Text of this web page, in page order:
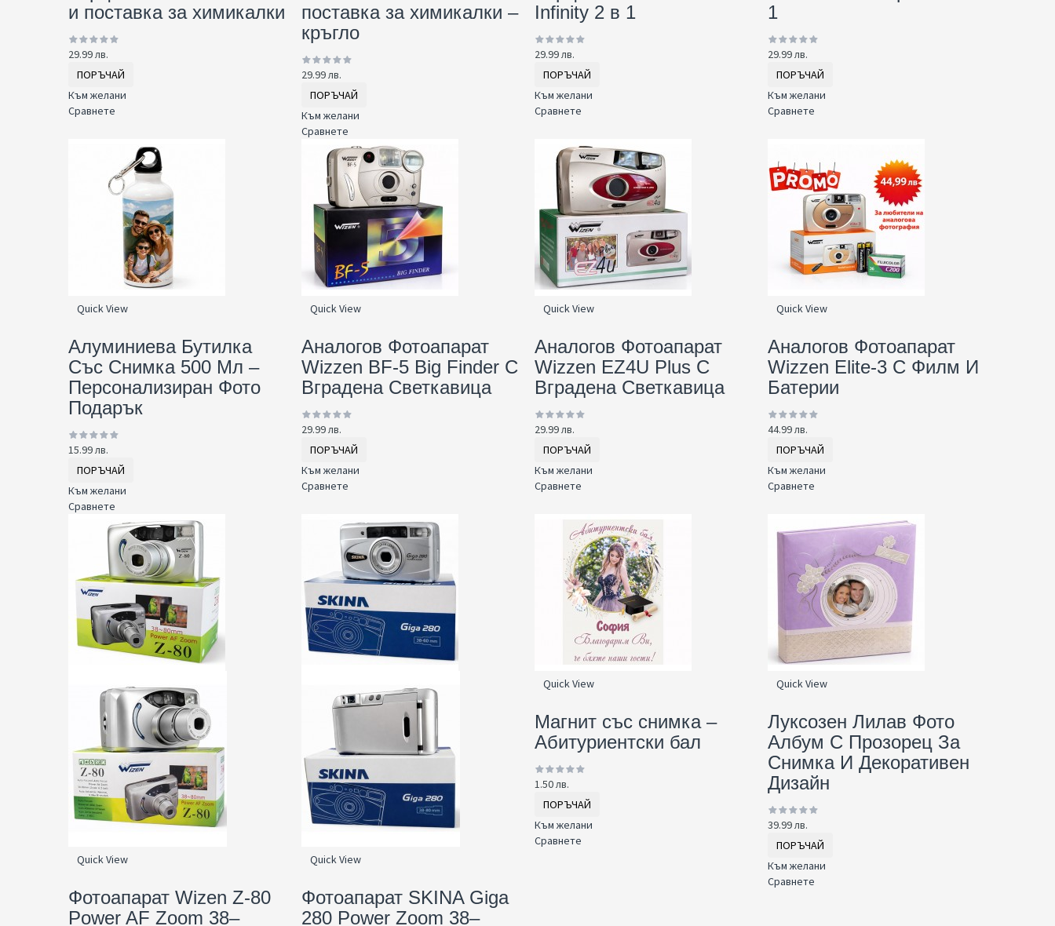
и поставка за химикалки
29.99 лв.
ПОРЪЧАЙ
Към желани
Сравнете
поставка за химикалки –
кръгло
29.99 лв.
ПОРЪЧАЙ
Към желани
Сравнете
Infinity 2 в 1
29.99 лв.
ПОРЪЧАЙ
Към желани
Сравнете
1
29.99 лв.
ПОРЪЧАЙ
Към желани
Сравнете
Quick View
Алуминиева Бутилка
Със Снимка 500 Мл –
Персонализиран Фото
Подарък
15.99 лв.
ПОРЪЧАЙ
Към желани
Сравнете
Quick View
Аналогов Фотоапарат
Wizzen BF-5 Big Finder С
Вградена Светкавица
29.99 лв.
ПОРЪЧАЙ
Към желани
Сравнете
Quick View
Аналогов Фотоапарат
Wizzen EZ4U Plus С
Вграденa Светкавица
29.99 лв.
ПОРЪЧАЙ
Към желани
Сравнете
Quick View
Аналогов Фотоапарат
Wizzen Elite-3 С Филм И
Батерии
44.99 лв.
ПОРЪЧАЙ
Към желани
Сравнете
Quick View
Фотоапарат Wizen Z-80
Power AF Zoom 38–
Quick View
Фотоапарат SKINA Giga
280 Power Zoom 38–
Quick View
Магнит със снимка –
Абитуриентски бал
1.50 лв.
ПОРЪЧАЙ
Към желани
Сравнете
Quick View
Луксозен Лилав Фото
Албум С Прозорец За
Снимка И Декоративен
Дизайн
39.99 лв.
ПОРЪЧАЙ
Към желани
Сравнете